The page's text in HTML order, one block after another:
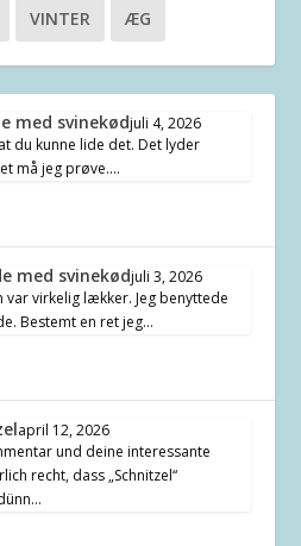
VINTER ÆG
med svinekødjuli 4, 2026
du kunne lide det. Det lyder
må jeg prøve.…
med svinekødjuli 3, 2026
virkelig lækker. Jeg benyttede
Bestemt en ret jeg…
april 12, 2026
und deine interessante
recht, dass „Schnitzel“